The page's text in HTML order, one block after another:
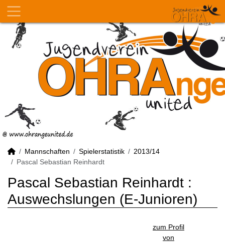
Mannschaften Spielerstatistik
2013/14
Pascal Sebastian Reinhardt
Pascal Sebastian Reinhardt :
Auswechslungen (E-Junioren)
zum Profil
von